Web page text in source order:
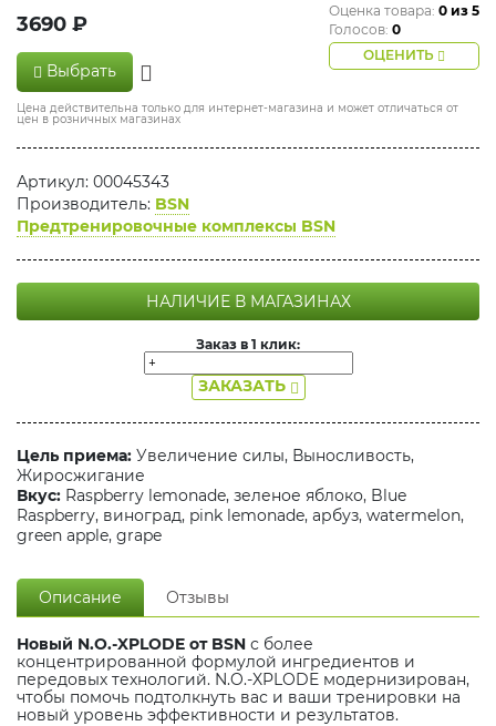
3690 ₽
Выбрать
Оценка товара: 0 из 5
Голосов: 0
ОЦЕНИТЬ
Цена действительна только для интернет-магазина и может отличаться от
цен в розничных магазинах
Артикул: 00045343
Производитель: BSN
Предтренировочные комплексы BSN
НАЛИЧИЕ В МАГАЗИНАХ
Заказ в 1 клик:
ЗАКАЗАТЬ
Цель приема: Увеличение силы, Выносливость,
Жиросжигание
Вкус: Raspberry lemonade, зеленое яблоко, Blue
Raspberry, виноград, pink lemonade, арбуз, watermelon,
green apple, grape
Описание Отзывы
Новый N.O.-XPLODE от BSN с более
концентрированной формулой ингредиентов и
передовых технологий. N.O.-XPLODE модернизирован,
чтобы помочь подтолкнуть вас и ваши тренировки на
новый уровень эффективности и результатов.